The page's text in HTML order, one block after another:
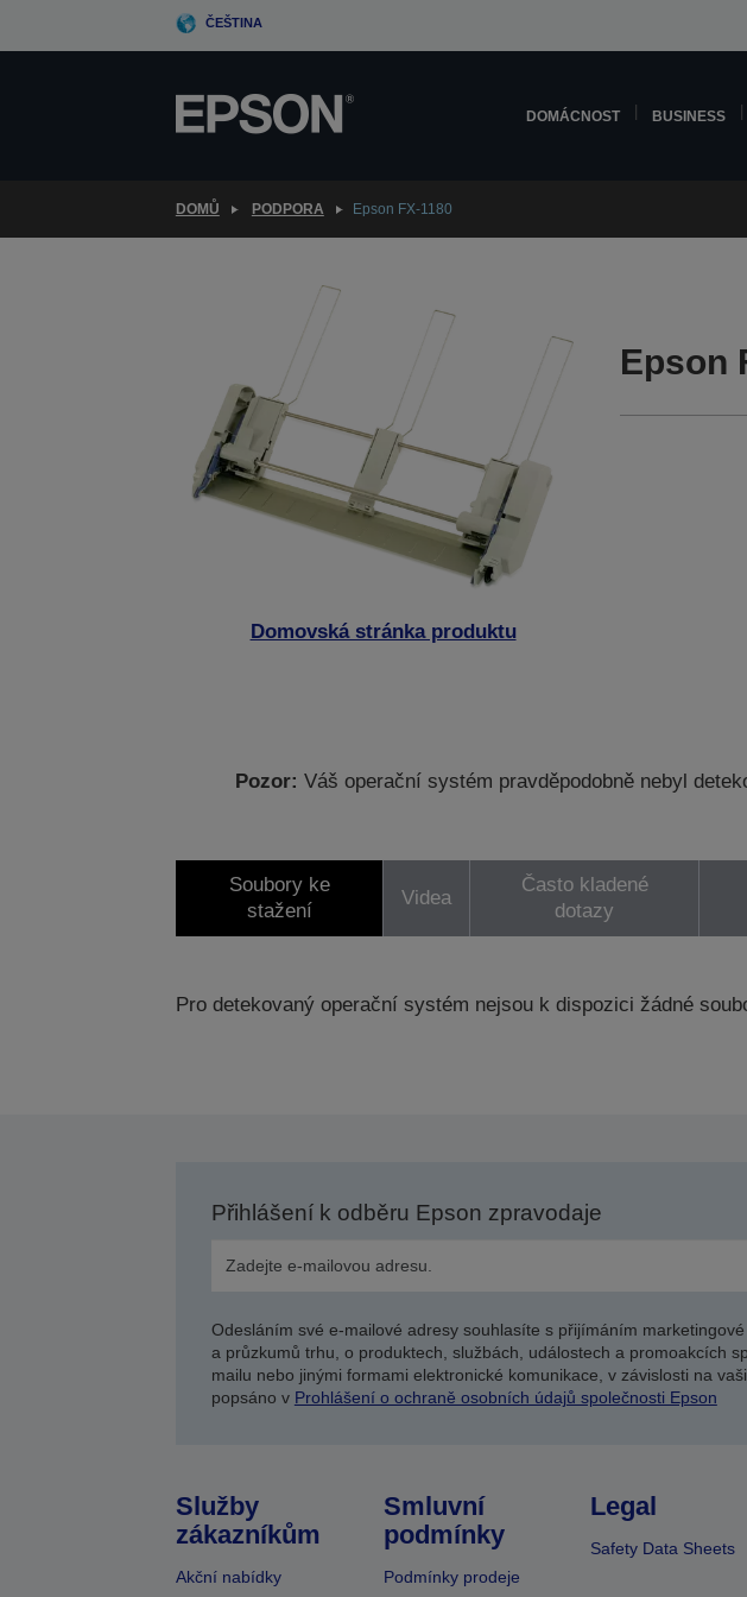
ČEŠTINA
DOMÁCNOST BUSINESS
DOMŮ PODPORA Epson FX-1180
Domovská stránka produktu
Epson
Pozor: Váš operační systém pravděpodobně nebyl
Soubory ke
stažení
Videa
Často kladené
dotazy
Pro detekovaný operační systém nejsou k dispozici žádné
Přihlášení k odběru Epson zpravodaje
Odesláním své e-mailové adresy souhlasíte s přijímáním
a průzkumů trhu, o produktech, službách, událostech a promoakcích
mailu nebo jinými formami elektronické komunikace, v závislosti na
popsáno v Prohlášení o ochraně osobních údajů společnosti Epson
Služby
zákazníkům
Akční nabídky
Smluvní
podmínky
Podmínky prodeje
Legal
Safety Data Sheets